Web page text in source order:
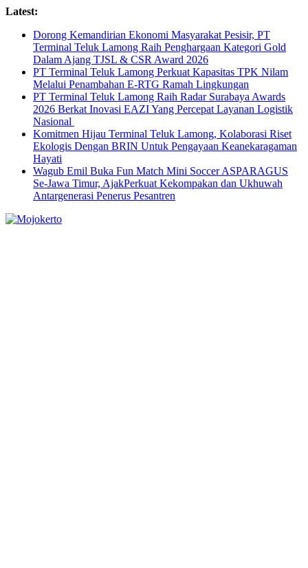
Skip
content
Latest:
Dorong Kemandirian Ekonomi Masyarakat Pesisir, PT
Terminal Teluk Lamong Raih Penghargaan Kategori Gold
Dalam Ajang TJSL & CSR Award 2026
PT Terminal Teluk Lamong Perkuat Kapasitas TPK Nilam
Melalui Penambahan E-RTG Ramah Lingkungan
PT Terminal Teluk Lamong Raih Radar Surabaya Awards
2026 Berkat Inovasi EAZI Yang Percepat Layanan Logistik
Nasional
Komitmen Hijau Terminal Teluk Lamong, Kolaborasi Riset
Ekologis Dengan BRIN Untuk Pengayaan Keanekaragaman
Hayati
Wagub Emil Buka Fun Match Mini Soccer ASPARAGUS
Se-Jawa Timur, AjakPerkuat Kekompakan dan Ukhuwah
Antargenerasi Penerus Pesantren